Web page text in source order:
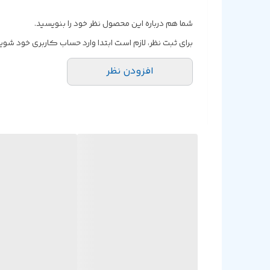
شما هم درباره این محصول نظر خود را بنویسید.
برای ثبت نظر، لازم است ابتدا وارد حساب کاربری خود
افزودن نظر